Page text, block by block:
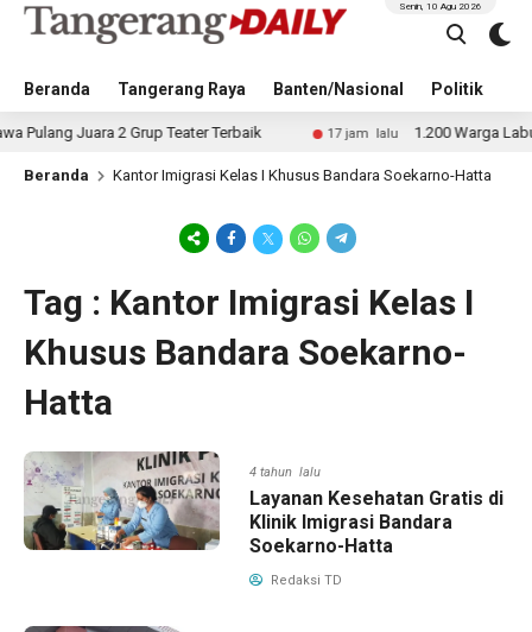
Beranda Tangerang Raya Banten/Nasional Politik
Senin, 10 Agu 2026
Juara 2 Grup Teater Terbaik 17 jam lalu 1.200 Warga Labuan
Beranda Kantor Imigrasi Kelas I Khusus Bandara Soekarno-Hatta
Tag : Kantor Imigrasi Kelas I
Khusus Bandara Soekarno-
Hatta
4 tahun lalu
Layanan Kesehatan Gratis di
Klinik Imigrasi Bandara
Soekarno-Hatta
Redaksi TD